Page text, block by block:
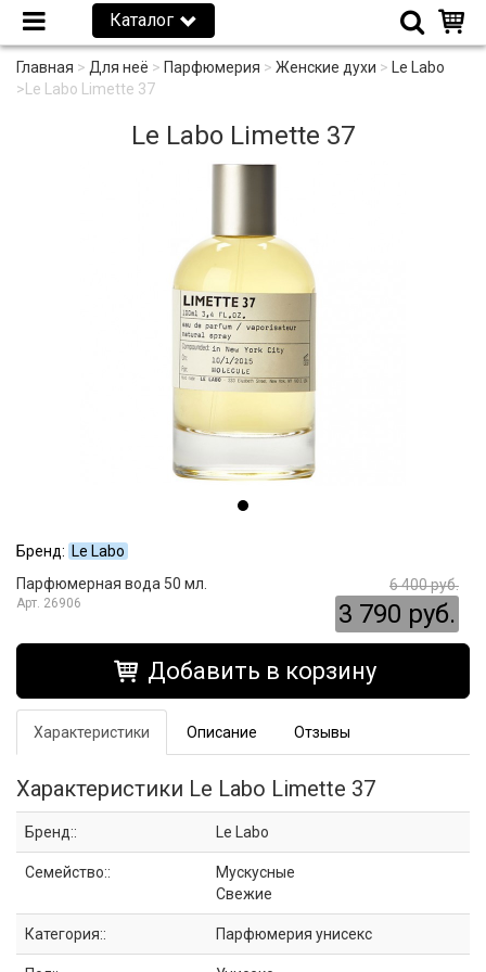
Каталог
Главная > Для неё > Парфюмерия > Женские духи >
Le Labo
> Le Labo Limette 37
Le Labo Limette 37
Бренд: Le Labo
Парфюмерная вода 50 мл.
26906
6 400 руб.
3 790 руб.
Добавить в корзину
Характеристики Описание Отзывы
Характеристики Le Labo Limette 37
Бренд:: Le Labo
Семейство::
Мускусные
Свежие
Категория:: Парфюмерия унисекс